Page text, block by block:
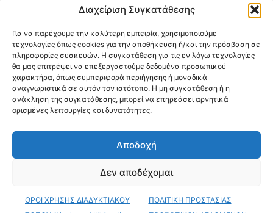
Διαχείριση Συγκατάθεσης
Για να παρέχουμε την καλύτερη εμπειρία, χρησιμοποιούμε
τεχνολογίες όπως cookies για την αποθήκευση ή/και την πρόσβαση σε
πληροφορίες συσκευών. Η συγκατάθεση για τις εν λόγω τεχνολογίες
θα μας επιτρέψει να επεξεργαστούμε δεδομένα προσωπικού
χαρακτήρα, όπως συμπεριφορά περιήγησης ή μοναδικά
αναγνωριστικά σε αυτόν τον ιστότοπο. Η μη συγκατάθεση ή η
ανάκληση της συγκατάθεσης, μπορεί να επηρεάσει αρνητικά
ορισμένες λειτουργίες και δυνατότητες.
Αποδοχή
Δεν αποδέχομαι
ΟΡΟΙ ΧΡΗΣΗΣ ΔΙΑΔΥΚΤΙΑΚΟΥ
ΠΟΛΙΤΙΚΗ ΠΡΟΣΤΑΣΙΑΣ
Επικοινωνία:info@neologosattikis.gr
ΑΚΟΛΟΥΘΗΣΕ ΜΑΣ
Videos Όροι Χρήσης
© Copyright 2026 ΝΕΟΛΟΓΟΣ ΑΤΤΙΚΗΣ • All Rights Reserved •